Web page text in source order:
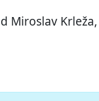
Miroslav